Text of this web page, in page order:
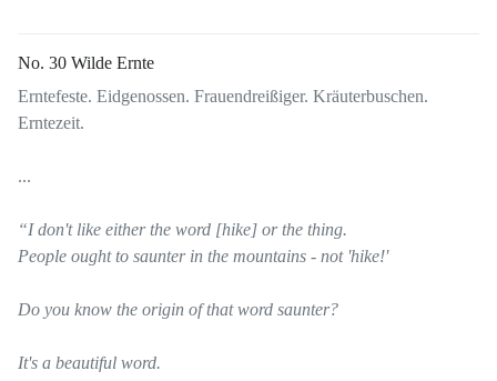
No. 30 Wilde Ernte
Erntefeste. Eidgenossen. Frauendreißiger. Kräuterbuschen.
Erntezeit.
...
“I don't like either the word [hike] or the thing.
People ought to saunter in the mountains - not 'hike!'
Do you know the origin of that word saunter?
It's a beautiful word.